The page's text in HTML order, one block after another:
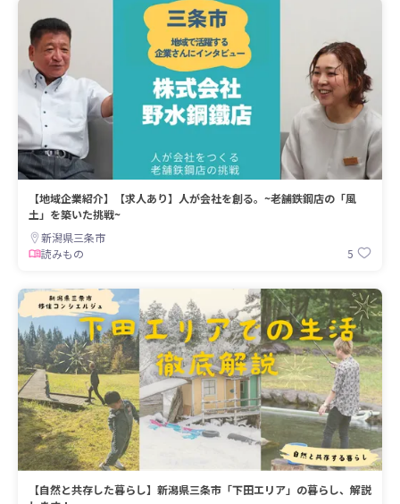
【地域企業紹介】【求人あり】人が会社を創る。~老舗鉄鋼店の「風
土」を築いた挑戦~
新潟県三条市
読みもの
5
【自然と共存した暮らし】新潟県三条市「下田エリア」の暮らし、解説